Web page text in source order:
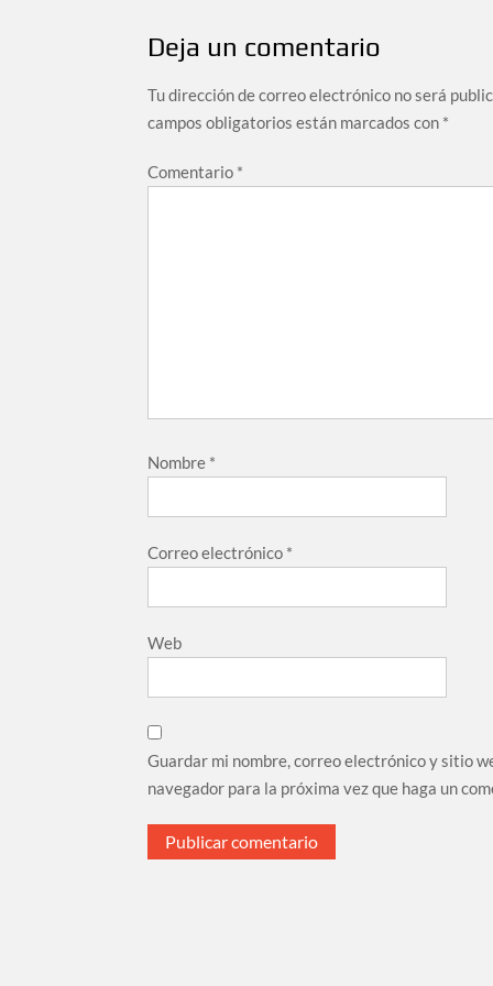
Deja un comentario
Tu dirección de correo electrónico no será
campos obligatorios están marcados con *
Comentario *
Nombre *
Correo electrónico *
Web
Guardar mi nombre, correo electrónico y sitio
navegador para la próxima vez que haga un